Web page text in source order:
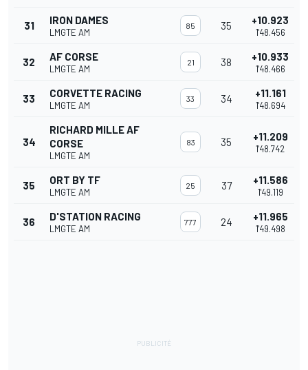
31 IRON DAMES
LMGTE AM
85 35 +10.923
1'48.456
32 AF CORSE
LMGTE AM
21 38 +10.933
1'48.466
33 CORVETTE RACING
LMGTE AM
33 34 +11.161
1'48.694
34
RICHARD MILLE AF
CORSE
LMGTE AM
83 35 +11.209
1'48.742
35 ORT BY TF
LMGTE AM
25 37 +11.586
1'49.119
36 D'STATION RACING
LMGTE AM
777 24 +11.965
1'49.498